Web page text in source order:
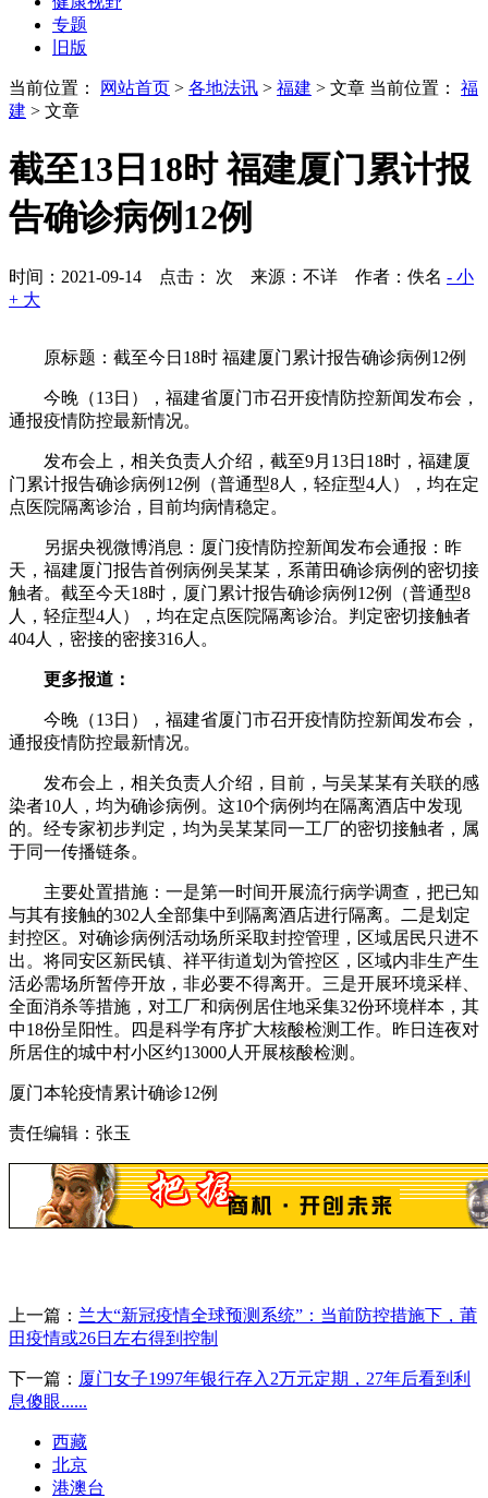
专题
旧版
当前位置： 网站首页 > 各地法讯 > 福建 > 文章 当前位置： 福
建 > 文章
截至13日18时 福建厦门累计报
告确诊病例12例
时间：2021-09-14 点击： 次 来源：不详 作者：佚名 - 小
+ 大
原标题：截至今日18时 福建厦门累计报告确诊病例12例
今晚（13日），福建省厦门市召开疫情防控新闻发布会，
通报疫情防控最新情况。
发布会上，相关负责人介绍，截至9月13日18时，福建厦
门累计报告确诊病例12例（普通型8人，轻症型4人），均在定
点医院隔离诊治，目前均病情稳定。
另据央视微博消息：厦门疫情防控新闻发布会通报：昨
天，福建厦门报告首例病例吴某某，系莆田确诊病例的密切接
触者。截至今天18时，厦门累计报告确诊病例12例（普通型8
人，轻症型4人），均在定点医院隔离诊治。判定密切接触者
404人，密接的密接316人。
更多报道：
今晚（13日），福建省厦门市召开疫情防控新闻发布会，
通报疫情防控最新情况。
发布会上，相关负责人介绍，目前，与吴某某有关联的感
染者10人，均为确诊病例。这10个病例均在隔离酒店中发现
的。经专家初步判定，均为吴某某同一工厂的密切接触者，属
于同一传播链条。
主要处置措施：一是第一时间开展流行病学调查，把已知
与其有接触的302人全部集中到隔离酒店进行隔离。二是划定
封控区。对确诊病例活动场所采取封控管理，区域居民只进不
出。将同安区新民镇、祥平街道划为管控区，区域内非生产生
活必需场所暂停开放，非必要不得离开。三是开展环境采样、
全面消杀等措施，对工厂和病例居住地采集32份环境样本，其
中18份呈阳性。四是科学有序扩大核酸检测工作。昨日连夜对
所居住的城中村小区约13000人开展核酸检测。
厦门本轮疫情累计确诊12例
责任编辑：张玉
上一篇： 兰大“新冠疫情全球预测系统”：当前防控措施下，莆
田疫情或26日左右得到控制
下一篇： 厦门女子1997年银行存入2万元定期，27年后看到利
息傻眼......
西藏
北京
港澳台